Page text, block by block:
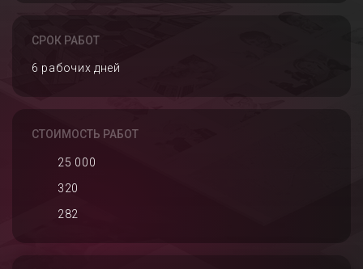
СРОК РАБОТ
6 рабочих дней
СТОИМОСТЬ РАБОТ
25 000
320
282